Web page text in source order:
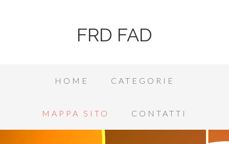
FRD FAD
HOME CATEGORIE
MAPPA SITO CONTATTI